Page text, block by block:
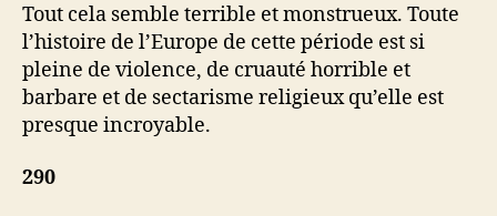
Tout cela semble terrible et monstrueux. Toute
l’histoire de l’Europe de cette période est si
pleine de violence, de cruauté horrible et
barbare et de sectarisme religieux qu’elle est
presque incroyable.
290